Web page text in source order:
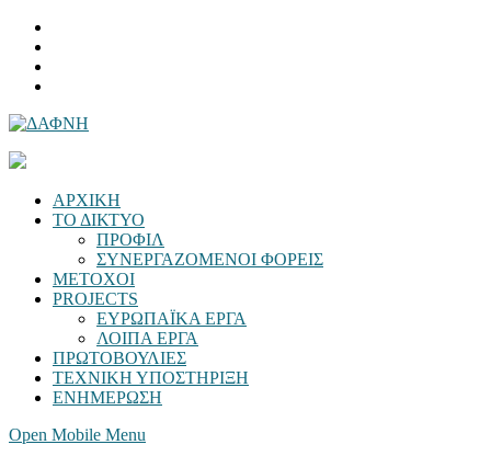
ΑΡΧΙΚΗ
ΤΟ ΔΙΚΤΥΟ
ΠΡΟΦΙΛ
ΣΥΝΕΡΓΑΖΟΜΕΝΟΙ ΦΟΡΕΙΣ
ΜΕΤΟΧΟΙ
PROJECTS
ΕΥΡΩΠΑΪΚΑ ΕΡΓΑ
ΛΟΙΠΑ ΕΡΓΑ
ΠΡΩΤΟΒΟΥΛΙΕΣ
ΤΕΧΝΙΚΗ ΥΠΟΣΤΗΡΙΞΗ
ΕΝΗΜΕΡΩΣΗ
Open Mobile Menu